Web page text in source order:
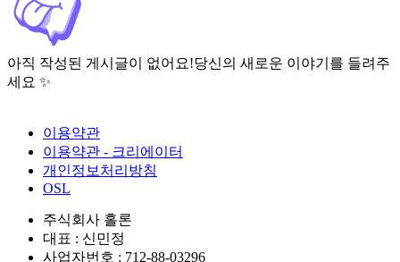
아직 작성된 게시글이 없어요!당신의 새로운 이야기를 들려주
세요 ✨
이용약관
이용약관 - 크리에이터
개인정보처리방침
OSL
주식회사 홀론
대표 : 신민정
사업자번호 : 712-88-03296